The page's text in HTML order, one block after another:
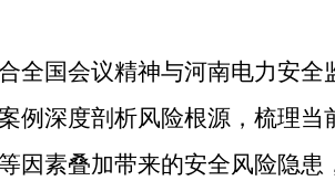
全国会议精神与河南电力安
例深度剖析风险根源，梳理
因素叠加带来的安全风险隐